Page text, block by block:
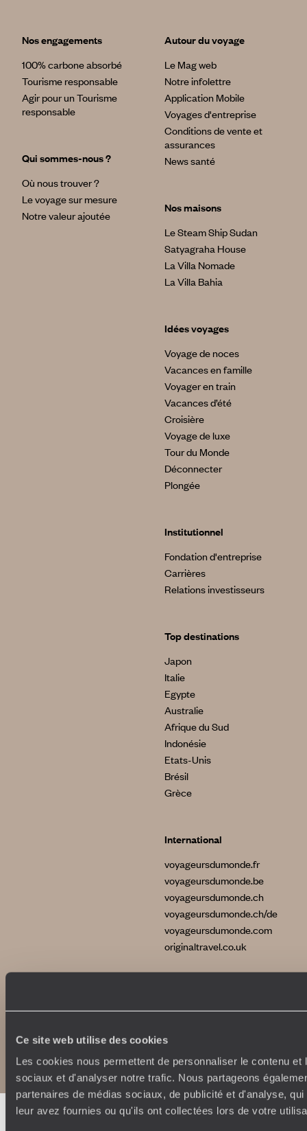
Ce site web utilise des cookies
Les cookies nous permettent de personnaliser le contenu
sociaux et d'analyser notre trafic. Nous partageons
partenaires de médias sociaux, de publicité et d'analyse,
leur avez fournies ou qu'ils ont collectées lors de votre
Nos engagements
100% carbone absorbé
Tourisme responsable
Agir pour un Tourisme
responsable
Qui sommes-nous ?
Où nous trouver ?
Le voyage sur mesure
Notre valeur ajoutée
Autour du voyage
Le Mag web
Notre infolettre
Application Mobile
Voyages d'entreprise
Conditions de vente et
assurances
News santé
Nos maisons
Le Steam Ship Sudan
Satyagraha House
La Villa Nomade
La Villa Bahia
Idées voyages
Voyage de noces
Vacances en famille
Voyager en train
Vacances d’été
Croisière
Voyage de luxe
Tour du Monde
Déconnecter
Plongée
Institutionnel
Fondation d'entreprise
Carrières
Relations investisseurs
Top destinations
Japon
Italie
Egypte
Australie
Afrique du Sud
Indonésie
Etats-Unis
Brésil
Grèce
International
voyageursdumonde.fr
voyageursdumonde.be
voyageursdumonde.ch
voyageursdumonde.ch/de
voyageursdumonde.com
originaltravel.co.uk
CopyrightsPlan du site
Notice légale et CGU